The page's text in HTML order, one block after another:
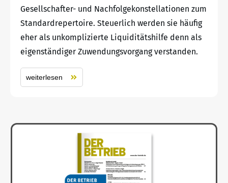
Gesellschafter- und Nachfolgekonstellationen zum
Standardrepertoire. Steuerlich werden sie häufig
eher als unkomplizierte Liquiditätshilfe denn als
eigenständiger Zuwendungsvorgang verstanden.
weiterlesen